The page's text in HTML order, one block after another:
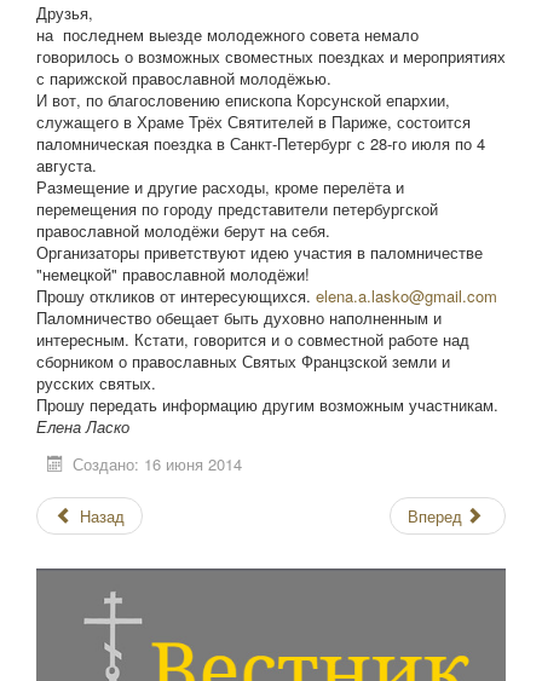
Друзья,
на последнем выезде молодежного совета немало
говорилось о возможных своместных поездках и мероприятиях
с парижской православной молодёжью.
И вот, по благословению епископа Корсунской епархии,
служащего в Храме Трёх Святителей в Париже, состоится
паломническая поездка в Санкт-Петербург с 28-го июля по 4
августа.
Размещение и другие расходы, кроме перелёта и
перемещения по городу представители петербургской
православной молодёжи берут на себя.
Организаторы приветствуют идею участия в паломничестве
"немецкой" православной молодёжи!
Прошу откликов от интересующихся. elena.a.lasko@gmail.com
Паломничество обещает быть духовно наполненным и
интересным. Кстати, говорится и о совместной работе над
сборником о православных Святых Францзской земли и
русских святых.
Прошу передать информацию другим возможным участникам.
Елена Ласко
Создано: 16 июня 2014
Назад Вперед